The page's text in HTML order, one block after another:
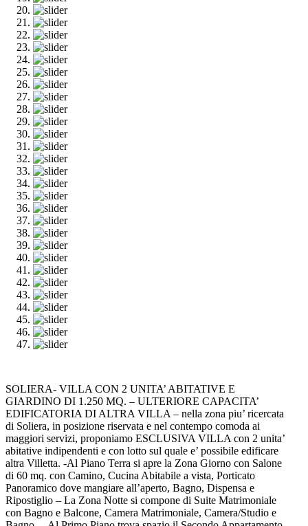
SOLIERA- VILLA CON 2 UNITA’ ABITATIVE E
GIARDINO DI 1.250 MQ. – ULTERIORE CAPACITA’
EDIFICATORIA DI ALTRA VILLA – nella zona piu’ ricercata
di Soliera, in posizione riservata e nel contempo comoda ai
maggiori servizi, proponiamo ESCLUSIVA VILLA con 2 unita’
abitative indipendenti e con lotto sul quale e’ possibile edificare
altra Villetta. -Al Piano Terra si apre la Zona Giorno con Salone
di 60 mq. con Camino, Cucina Abitabile a vista, Porticato
Panoramico dove mangiare all’aperto, Bagno, Dispensa e
Ripostiglio – La Zona Notte si compone di Suite Matrimoniale
con Bagno e Balcone, Camera Matrimoniale, Camera/Studio e